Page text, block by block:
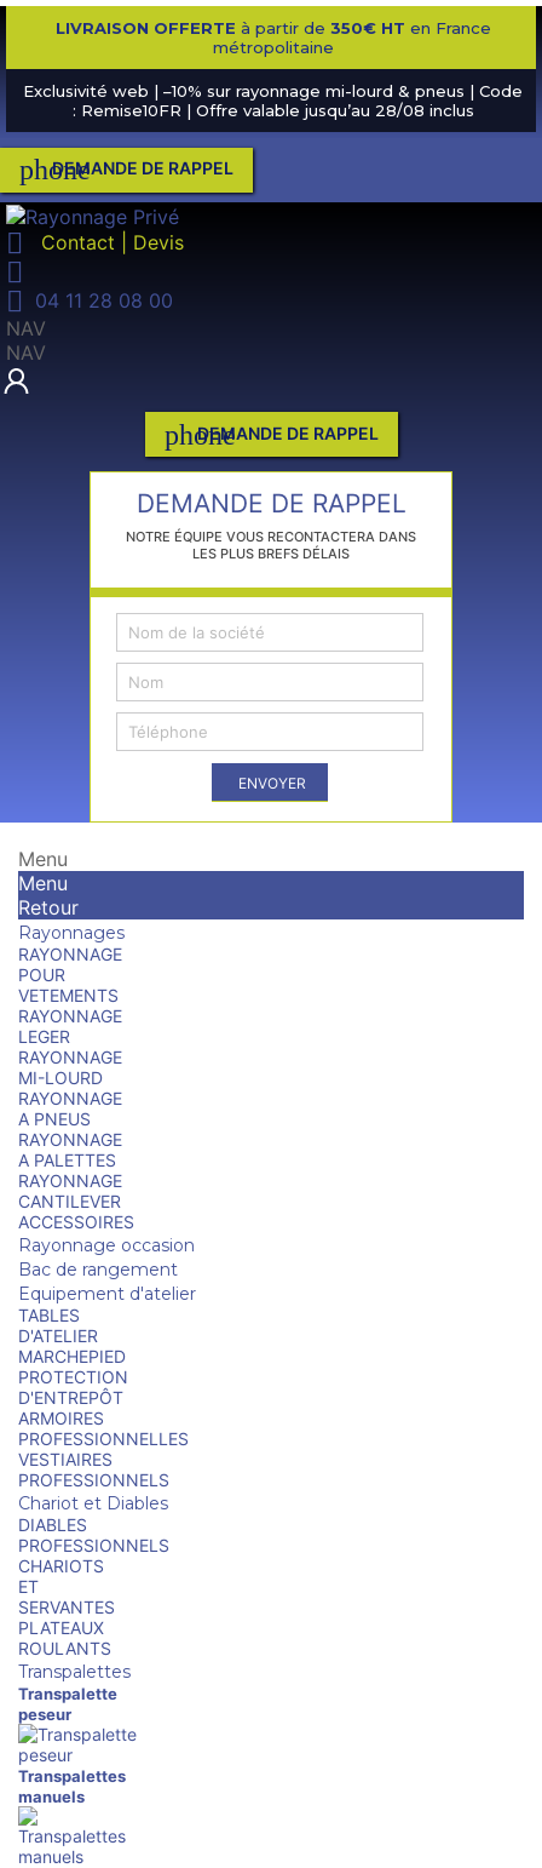
LIVRAISON OFFERTE à partir de 350€ HT en France
métropolitaine
Exclusivité web | –10% sur rayonnage mi-lourd & pneus | Code
: Remise10FR | Offre valable jusqu’au 28/08 inclus
phone
DEMANDE DE RAPPEL
 Contact | Devis


04 11 28 08 00
NAV
NAV
phone
DEMANDE DE RAPPEL
DEMANDE DE RAPPEL
NOTRE ÉQUIPE VOUS RECONTACTERA DANS
LES PLUS BREFS DÉLAIS
ENVOYER
Menu
Menu
Retour
Rayonnages
RAYONNAGE
POUR
VETEMENTS
RAYONNAGE
LEGER
RAYONNAGE
MI-LOURD
RAYONNAGE
A PNEUS
RAYONNAGE
A PALETTES
RAYONNAGE
CANTILEVER
ACCESSOIRES
Rayonnage occasion
Bac de rangement
Equipement d'atelier
TABLES
D'ATELIER
MARCHEPIED
PROTECTION
D'ENTREPÔT
ARMOIRES
PROFESSIONNELLES
VESTIAIRES
PROFESSIONNELS
Chariot et Diables
DIABLES
PROFESSIONNELS
CHARIOTS
ET
SERVANTES
PLATEAUX
ROULANTS
Transpalettes
Transpalette
peseur
Transpalettes
manuels